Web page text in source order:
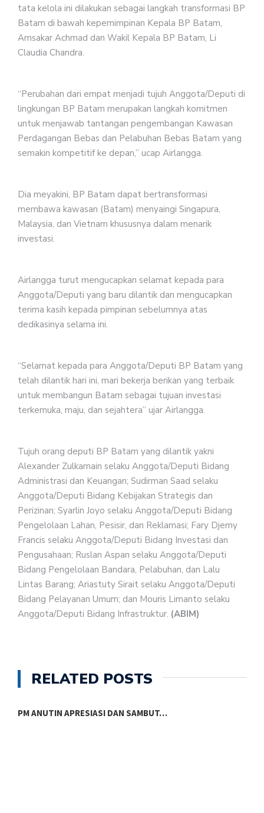
tata kelola ini dilakukan sebagai langkah transformasi BP
Batam di bawah kepemimpinan Kepala BP Batam,
Amsakar Achmad dan Wakil Kepala BP Batam, Li
Claudia Chandra.
“Perubahan dari empat menjadi tujuh Anggota/Deputi di
lingkungan BP Batam merupakan langkah komitmen
untuk menjawab tantangan pengembangan Kawasan
Perdagangan Bebas dan Pelabuhan Bebas Batam yang
semakin kompetitif ke depan,” ucap Airlangga.
Dia meyakini, BP Batam dapat bertransformasi
membawa kawasan (Batam) menyaingi Singapura,
Malaysia, dan Vietnam khususnya dalam menarik
investasi.
Airlangga turut mengucapkan selamat kepada para
Anggota/Deputi yang baru dilantik dan mengucapkan
terima kasih kepada pimpinan sebelumnya atas
dedikasinya selama ini.
“Selamat kepada para Anggota/Deputi BP Batam yang
telah dilantik hari ini, mari bekerja berikan yang terbaik
untuk membangun Batam sebagai tujuan investasi
terkemuka, maju, dan sejahtera” ujar Airlangga.
Tujuh orang deputi BP Batam yang dilantik yakni
Alexander Zulkarnain selaku Anggota/Deputi Bidang
Administrasi dan Keuangan; Sudirman Saad selaku
Anggota/Deputi Bidang Kebijakan Strategis dan
Perizinan; Syarlin Joyo selaku Anggota/Deputi Bidang
Pengelolaan Lahan, Pesisir, dan Reklamasi; Fary Djemy
Francis selaku Anggota/Deputi Bidang Investasi dan
Pengusahaan; Ruslan Aspan selaku Anggota/Deputi
Bidang Pengelolaan Bandara, Pelabuhan, dan Lalu
Lintas Barang; Ariastuty Sirait selaku Anggota/Deputi
Bidang Pelayanan Umum; dan Mouris Limanto selaku
Anggota/Deputi Bidang Infrastruktur. (ABIM)
RELATED POSTS
PM ANUTIN APRESIASI DAN SAMBUT…